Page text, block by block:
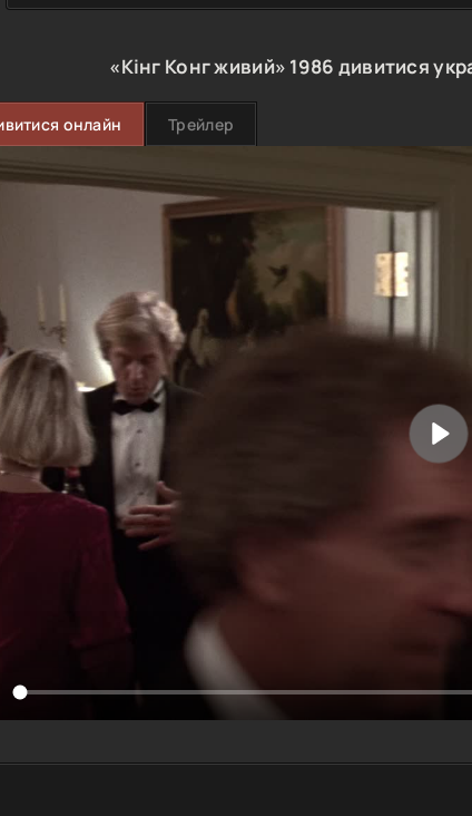
«Кінг Конг живий» 1986 дивитися
онлайн Трейлер